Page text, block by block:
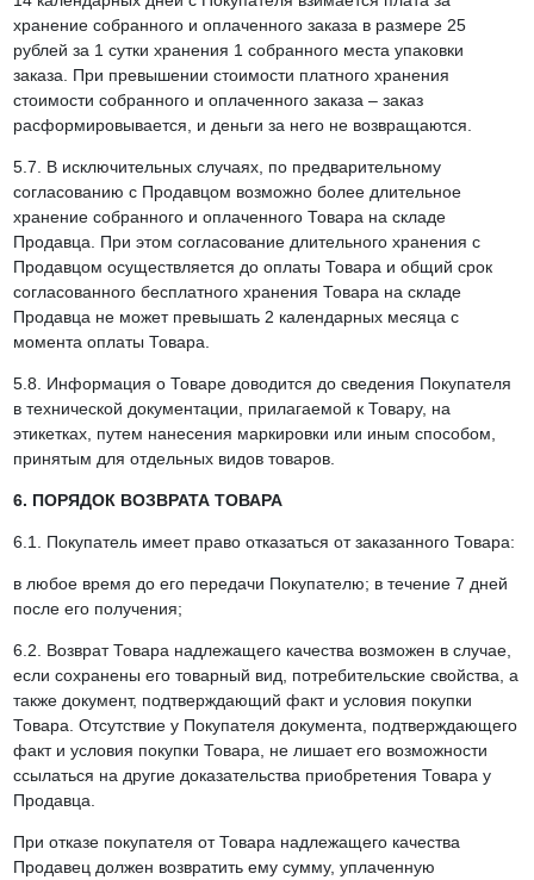
хранение собранного и оплаченного заказа в размере 25
рублей за 1 сутки хранения 1 собранного места упаковки
заказа. При превышении стоимости платного хранения
стоимости собранного и оплаченного заказа – заказ
расформировывается, и деньги за него не возвращаются.
5.7. В исключительных случаях, по предварительному
согласованию с Продавцом возможно более длительное
хранение собранного и оплаченного Товара на складе
Продавца. При этом согласование длительного хранения с
Продавцом осуществляется до оплаты Товара и общий срок
согласованного бесплатного хранения Товара на складе
Продавца не может превышать 2 календарных месяца с
момента оплаты Товара.
5.8. Информация о Товаре доводится до сведения Покупателя
в технической документации, прилагаемой к Товару, на
этикетках, путем нанесения маркировки или иным способом,
принятым для отдельных видов товаров.
6. ПОРЯДОК ВОЗВРАТА ТОВАРА
6.1. Покупатель имеет право отказаться от заказанного Товара:
в любое время до его передачи Покупателю; в течение 7 дней
после его получения;
6.2. Возврат Товара надлежащего качества возможен в случае,
если сохранены его товарный вид, потребительские свойства, а
также документ, подтверждающий факт и условия покупки
Товара. Отсутствие у Покупателя документа, подтверждающего
факт и условия покупки Товара, не лишает его возможности
ссылаться на другие доказательства приобретения Товара у
Продавца.
При отказе покупателя от Товара надлежащего качества
Продавец должен возвратить ему сумму, уплаченную